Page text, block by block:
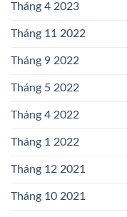
Tháng 4 2023
Tháng 11 2022
Tháng 9 2022
Tháng 5 2022
Tháng 4 2022
Tháng 1 2022
Tháng 12 2021
Tháng 10 2021